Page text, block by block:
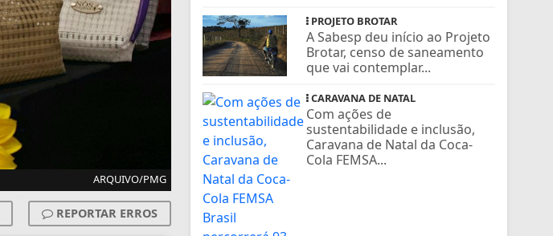
ARQUIVO/PMG
REPORTAR ERROS
PROJETO BROTAR
A Sabesp deu início ao Projeto
Brotar, censo de saneamento
que vai contemplar...
CARAVANA DE NATAL
Com ações de
sustentabilidade e inclusão,
Caravana de Natal da Coca-
Cola FEMSA...